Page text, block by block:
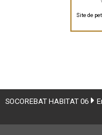
Site de
SOCOREBAT HABITAT 06